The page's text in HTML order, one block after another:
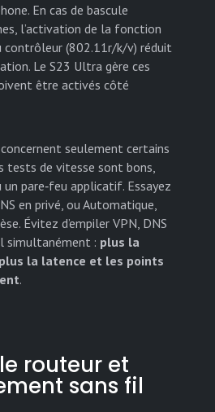
En cas de bascule
l’activation de la fonction
contrôleur (802.11r/k/v) réduit
Le S23 Ultra gère ces
être activés côté
seulement certains
tests de vitesse sont bons,
pare‑feu applicatif. Essayez
en privé, ou Automatique,
Évitez d’empiler VPN, DNS
simultanément : plus la
la latence et les points
.
routeur et
sans fil